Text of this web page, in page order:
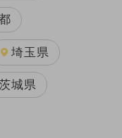
埼玉県
城県